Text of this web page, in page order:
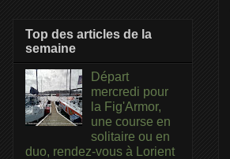
Top des articles de la
semaine
Départ
mercredi pour
la Fig'Armor,
une course en
solitaire ou en
duo, rendez-vous à Lorient